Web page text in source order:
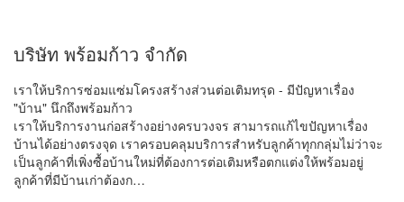
บริษัท พร้อมก้าว จำกัด
เราให้บริการซ่อมแซ่มโครงสร้างส่วนต่อเติมทรุด - มีปัญหาเรื่อง
"บ้าน" นึกถึงพร้อมก้าว
เราให้บริการงานก่อสร้างอย่างครบวงจร สามารถแก้ไขปัญหาเรื่อง
บ้านได้อย่างตรงจุด เราครอบคลุมบริการสำหรับลูกค้าทุกกลุ่มไม่ว่าจะ
เป็นลูกค้าที่เพิ่งซื้อบ้านใหม่ที่ต้องการต่อเติมหรือตกแต่งให้พร้อมอยู่
ลูกค้าที่มีบ้านเก่าต้องก…